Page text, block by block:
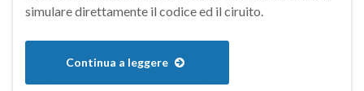
simulare direttamente il codice ed il ciruito.
Continua a leggere